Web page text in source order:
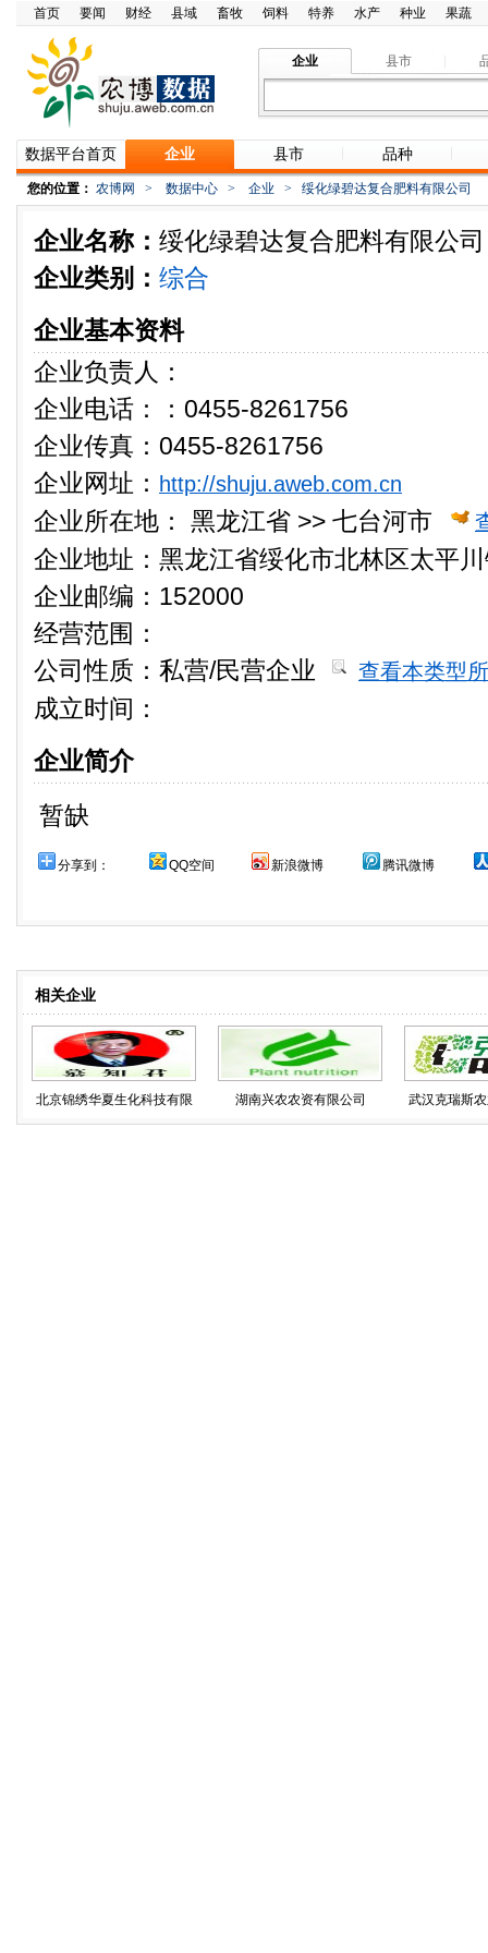
首页 要闻 财经 县域 畜牧 饲料 特养 水产 种业 果蔬
企业 县市
数据平台首页 企业 县市 品种
您的位置： 农博网 > 数据中心 > 企业 > 绥化绿碧达复合肥料有限公司
企业名称： 绥化绿碧达复合肥料有限公司
企业类别： 综合
企业基本资料
企业负责人：
企业电话：：0455-8261756
企业传真：0455-8261756
企业网址： http://shuju.aweb.com.cn
企业所在地： 黑龙江省 >> 七台河市
企业地址：黑龙江省绥化市北林区太平
企业邮编：152000
经营范围：
公司性质： 私营/民营企业 查看本类型
成立时间：
企业简介
暂缺
分享到： QQ空间 新浪微博 腾讯微博
相关企业
北京锦绣华夏生化科技有限 湖南兴农农资有限公司 武汉克瑞斯